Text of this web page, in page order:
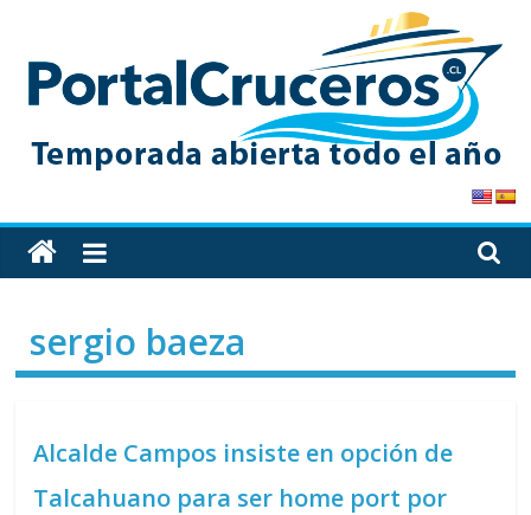
content
PortalCruceros
Toda
la
de
cruceros
solo
sergio baeza
Alcalde Campos insiste en opción de
Talcahuano para ser home port por